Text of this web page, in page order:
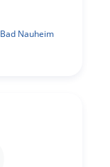
Bad Nauheim